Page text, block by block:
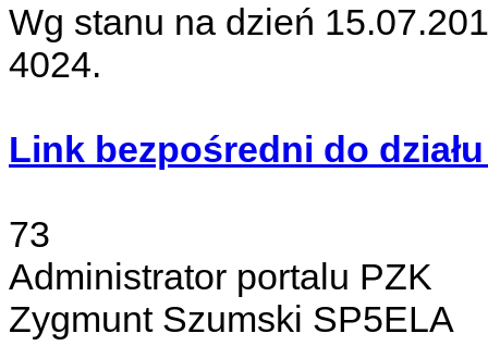
Wg stanu na dzień
4024.
Link bezpośredni do
73
Administrator portalu PZK
Zygmunt Szumski SP5ELA